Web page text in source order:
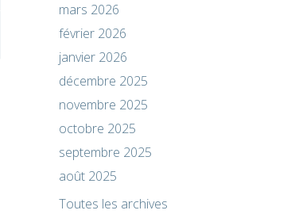
mars 2026
février 2026
janvier 2026
décembre 2025
novembre 2025
octobre 2025
septembre 2025
août 2025
Toutes les archives